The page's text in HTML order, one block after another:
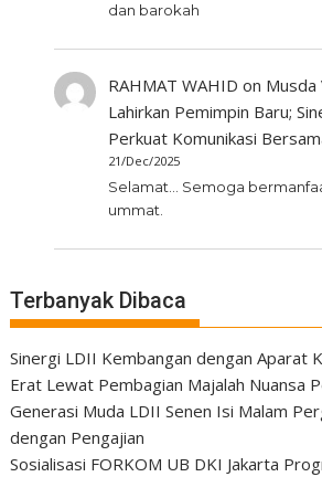
dan barokah
RAHMAT WAHID on Musda
Lahirkan Pemimpin Baru;
Perkuat Komunikasi
21/Dec/2025
Selamat... Semoga
ummat.
Terbanyak Dibaca
Sinergi LDII Kembangan dengan Aparat
Erat Lewat Pembagian Majalah Nuansa
Generasi Muda LDII Senen Isi Malam
dengan Pengajian
Sosialisasi FORKOM UB DKI Jakarta